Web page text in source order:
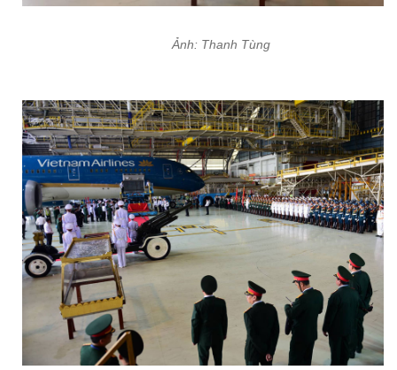
Ảnh: Thanh Tùng